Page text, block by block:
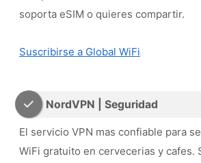
soporta eSIM o quieres compartir.
Suscribirse a Global WiFi
NordVPN | Seguridad
El servicio VPN mas confiable para
WiFi gratuito en cervecerias y cafes.